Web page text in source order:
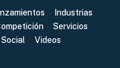
Industrias
Servicios
Social Videos